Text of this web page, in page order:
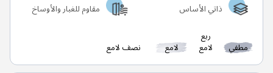
ذاتي الأساس
مقاوم للغبار والأوساخ
مطفي
ربع
لامع لامع نصف لامع